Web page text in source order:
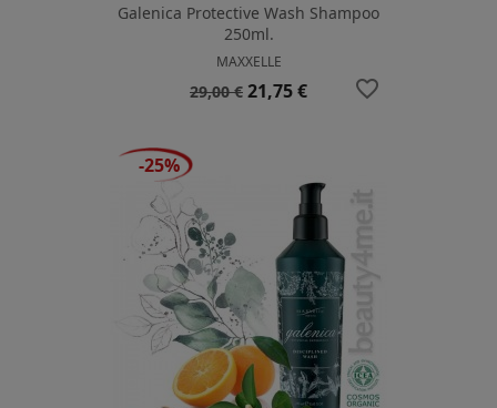
Galenica Protective Wash Shampoo
250ml.
MAXXELLE
Prezzo
29,00 € Prezzo
21,75 € favorite_border
-25%